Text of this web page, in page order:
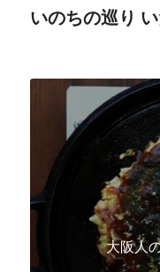
いのちの巡り
大阪人